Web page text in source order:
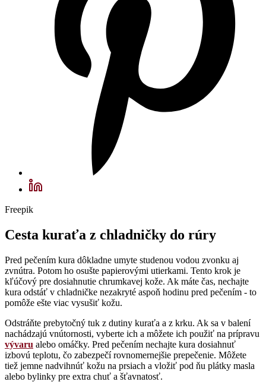
Freepik
Cesta kuraťa z chladničky do rúry
Pred pečením kura dôkladne umyte studenou vodou zvonku aj
zvnútra. Potom ho osušte papierovými utierkami. Tento krok je
kľúčový pre dosiahnutie chrumkavej kože. Ak máte čas, nechajte
kura odstáť v chladničke nezakryté aspoň hodinu pred pečením - to
pomôže ešte viac vysušiť kožu.
Odstráňte prebytočný tuk z dutiny kuraťa a z krku. Ak sa v balení
nachádzajú vnútornosti, vyberte ich a môžete ich použiť na prípravu
vývaru alebo omáčky. Pred pečením nechajte kura dosiahnuť
izbovú teplotu, čo zabezpečí rovnomernejšie prepečenie. Môžete
tiež jemne nadvihnúť kožu na prsiach a vložiť pod ňu plátky masla
alebo bylinky pre extra chuť a šťavnatosť.